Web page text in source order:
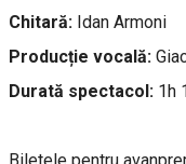
Chitară: Idan Armoni
Producție vocală:
Durată spectacol: 1h